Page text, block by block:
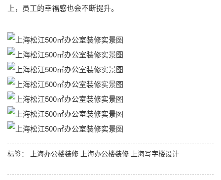
上，员工的幸福感也会不断提升。
标签： 上海办公楼装修 上海办公楼装修 上海写字楼设计